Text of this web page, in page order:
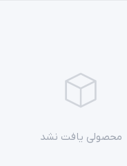
محصولی یافت نشد